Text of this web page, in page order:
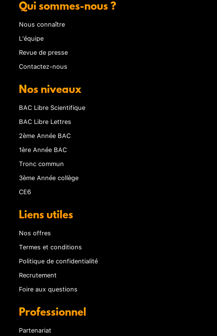
Qui sommes-nous ?
Nous connaître
L'équipe
Revue de presse
Contactez-nous
Nos niveaux
BAC Libre Scientifique
BAC Libre Lettres
2ème Année BAC
1ère Année BAC
Tronc commun
3ème Année collège
CE6
Liens utiles
Nos offres
Termes et conditions
Politique de confidentialité
Recrutement
Foire aux questions
Professionnel
Partenariat